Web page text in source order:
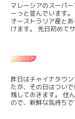
マレーシアのスーパ
ーっと並んでいます
オーストラリア産と
けます。 先日初めて
マレーシア
昨日はチャイナタウ
たが、その日はつい
残しておきます。 住
ので、新鮮な気持ち